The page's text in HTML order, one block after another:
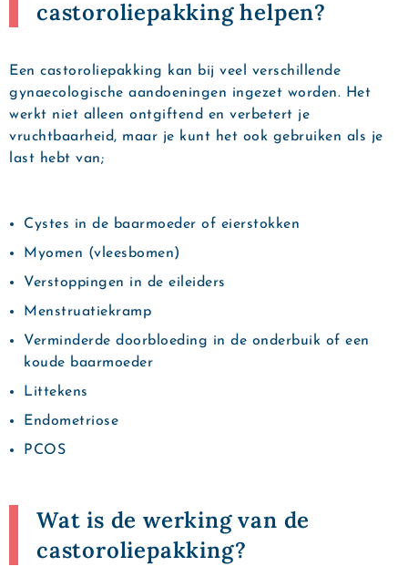
castoroliepakking helpen?
Een castoroliepakking kan bij veel verschillende
gynaecologische aandoeningen ingezet worden. Het
werkt niet alleen ontgiftend en verbetert je
vruchtbaarheid, maar je kunt het ook gebruiken als je
last hebt van;
Cystes in de baarmoeder of eierstokken
Myomen (vleesbomen)
Verstoppingen in de eileiders
Menstruatiekramp
Verminderde doorbloeding in de onderbuik of een
koude baarmoeder
Littekens
Endometriose
PCOS
Wat is de werking van de
castoroliepakking?